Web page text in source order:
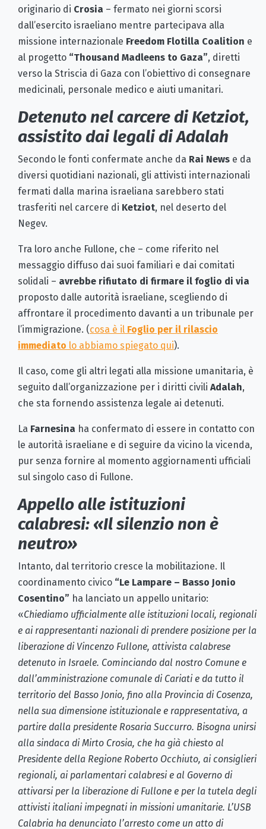
originario di Crosia – fermato nei giorni scorsi
dall’esercito israeliano mentre partecipava alla
missione internazionale Freedom Flotilla Coalition e
al progetto “Thousand Madleens to Gaza”, diretti
verso la Striscia di Gaza con l’obiettivo di consegnare
medicinali, personale medico e aiuti umanitari.
Detenuto nel carcere di Ketziot,
assistito dai legali di Adalah
Secondo le fonti confermate anche da Rai News e da
diversi quotidiani nazionali, gli attivisti internazionali
fermati dalla marina israeliana sarebbero stati
trasferiti nel carcere di Ketziot, nel deserto del
Negev.
Tra loro anche Fullone, che – come riferito nel
messaggio diffuso dai suoi familiari e dai comitati
solidali – avrebbe rifiutato di firmare il foglio di via
proposto dalle autorità israeliane, scegliendo di
affrontare il procedimento davanti a un tribunale per
l’immigrazione. (cosa è il Foglio per il rilascio
immediato lo abbiamo spiegato qui).
Il caso, come gli altri legati alla missione umanitaria, è
seguito dall’organizzazione per i diritti civili Adalah,
che sta fornendo assistenza legale ai detenuti.
La Farnesina ha confermato di essere in contatto con
le autorità israeliane e di seguire da vicino la vicenda,
pur senza fornire al momento aggiornamenti ufficiali
sul singolo caso di Fullone.
Appello alle istituzioni
calabresi: «Il silenzio non è
neutro»
Intanto, dal territorio cresce la mobilitazione. Il
coordinamento civico “Le Lampare – Basso Jonio
Cosentino” ha lanciato un appello unitario:
«Chiediamo ufficialmente alle istituzioni locali, regionali
e ai rappresentanti nazionali di prendere posizione per la
liberazione di Vincenzo Fullone, attivista calabrese
detenuto in Israele. Cominciando dal nostro Comune e
dall’amministrazione comunale di Cariati e da tutto il
territorio del Basso Jonio, fino alla Provincia di Cosenza,
nella sua dimensione istituzionale e rappresentativa, a
partire dalla presidente Rosaria Succurro. Bisogna unirsi
alla sindaca di Mirto Crosia, che ha già chiesto al
Presidente della Regione Roberto Occhiuto, ai consiglieri
regionali, ai parlamentari calabresi e al Governo di
attivarsi per la liberazione di Fullone e per la tutela degli
attivisti italiani impegnati in missioni umanitarie. L’USB
Calabria ha denunciato l’arresto come un atto di